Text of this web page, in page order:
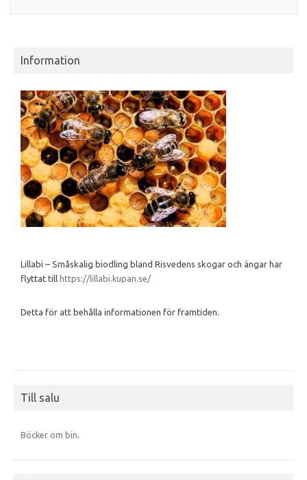
Information
Lillabi – Småskalig biodling bland Risvedens skogar och ängar har
flyttat till https://lillabi.kupan.se/
Detta för att behålla informationen för framtiden.
Till salu
Böcker om bin.